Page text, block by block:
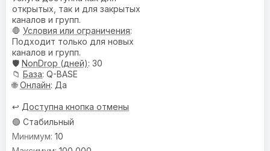
открытых, так и для закрытых
каналов и групп.
🛑 Условия или ограничения:
Подходит только для новых
каналов и групп.
🛡️ NonDrop (дней): 30
📁 База: Q-BASE
🌐Онлайн: Да
↩️ Доступна кнопка отмены
🟢 Стабильный
10